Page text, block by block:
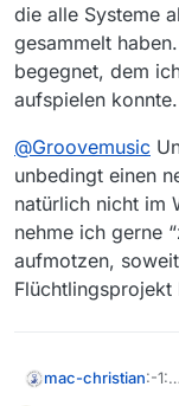
die alle Systeme
gesammelt
begegnet, dem
aufspielen konnte.
@Groovemusic
unbedingt einen
natürlich nicht im
nehme ich gerne
aufmotzen,
mac-christian:-1: